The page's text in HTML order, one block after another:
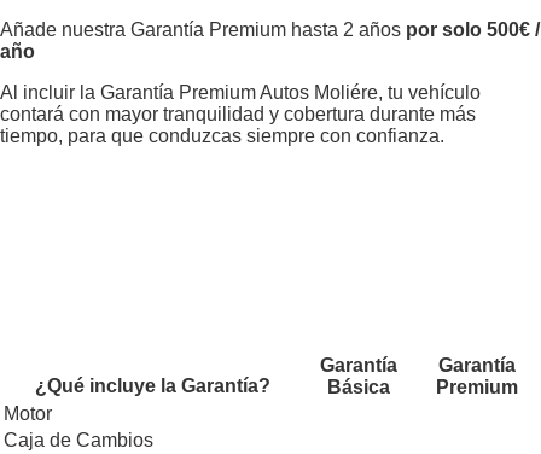
Añade nuestra Garantía Premium hasta 2 años por solo 500€ /
año
Al incluir la Garantía Premium Autos Moliére, tu vehículo
contará con mayor tranquilidad y cobertura durante más
tiempo, para que conduzcas siempre con confianza.
¿Qué incluye la Garantía?
Garantía
Básica
Garantía
Premium
Motor
Caja de Cambios